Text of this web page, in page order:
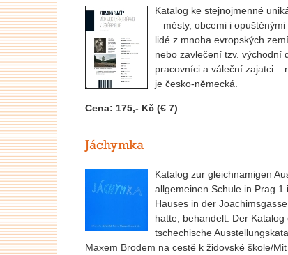
Katalog ke stejnojmenné
– městy, obcemi i
lidé z mnoha evropských
nebo zavlečení tzv. východní
pracovníci a váleční zajatci –
je česko-německá.
Cena: 175,- Kč (€ 7)
Jáchymka
Katalog zur gleichnamigen
allgemeinen Schule in Prag
Hauses in der
hatte, behandelt. Der
tschechische
Maxem Brodem na cestě k židovské škole/